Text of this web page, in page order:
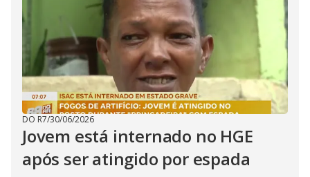
DO R7/30/06/2026
Jovem está internado no HGE
após ser atingido por espada